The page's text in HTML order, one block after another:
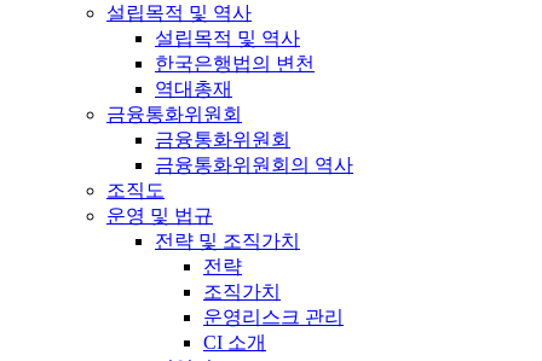
설립목적 및 역사
설립목적 및 역사
한국은행법의 변천
역대총재
금융통화위원회
금융통화위원회
금융통화위원회의 역사
조직도
운영 및 법규
전략 및 조직가치
전략
조직가치
운영리스크 관리
CI 소개